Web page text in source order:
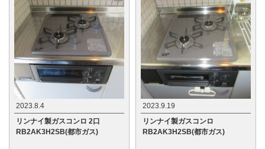
2023.8.4
リンナイ製ガスコンロ 2口
RB2AK3H2SB(都市ガス)
2023.9.19
リンナイ製ガスコンロ
RB2AK3H2SB(都市ガス)